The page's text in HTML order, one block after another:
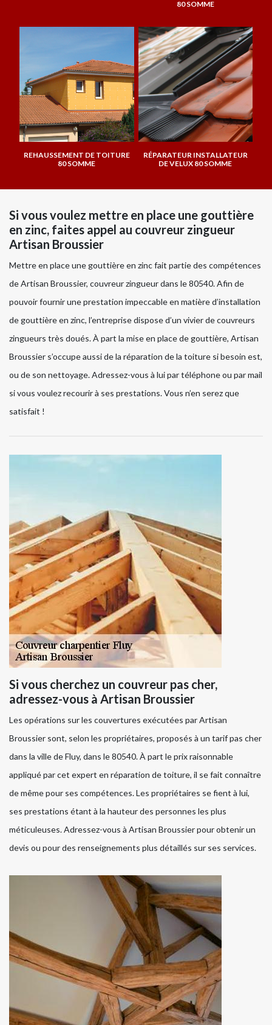
80 SOMME
REHAUSSEMENT DE TOITURE
80 SOMME
RÉPARATEUR INSTALLATEUR
DE VELUX 80 SOMME
Si vous voulez mettre en place une gouttière
en zinc, faites appel au couvreur zingueur
Artisan Broussier
Mettre en place une gouttière en zinc fait partie des compétences
de Artisan Broussier, couvreur zingueur dans le 80540. Afin de
pouvoir fournir une prestation impeccable en matière d’installation
de gouttière en zinc, l’entreprise dispose d’un vivier de couvreurs
zingueurs très doués. À part la mise en place de gouttière, Artisan
Broussier s’occupe aussi de la réparation de la toiture si besoin est,
ou de son nettoyage. Adressez-vous à lui par téléphone ou par mail
si vous voulez recourir à ses prestations. Vous n’en serez que
satisfait !
Si vous cherchez un couvreur pas cher,
adressez-vous à Artisan Broussier
Les opérations sur les couvertures exécutées par Artisan
Broussier sont, selon les propriétaires, proposés à un tarif pas cher
dans la ville de Fluy, dans le 80540. À part le prix raisonnable
appliqué par cet expert en réparation de toiture, il se fait connaître
de même pour ses compétences. Les propriétaires se fient à lui,
ses prestations étant à la hauteur des personnes les plus
méticuleuses. Adressez-vous à Artisan Broussier pour obtenir un
devis ou pour des renseignements plus détaillés sur ses services.